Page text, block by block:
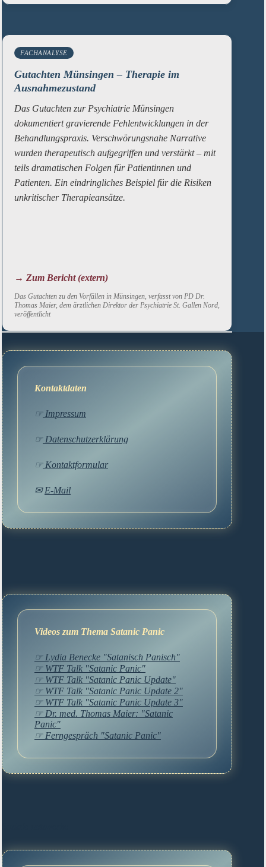
FACHANALYSE
Gutachten Münsingen – Therapie im
Ausnahmezustand
Das Gutachten zur Psychiatrie Münsingen
dokumentiert gravierende Fehlentwicklungen in der
Behandlungspraxis. Verschwörungsnahe Narrative
wurden therapeutisch aufgegriffen und verstärkt – mit
teils dramatischen Folgen für Patientinnen und
Patienten. Ein eindringliches Beispiel für die Risiken
unkritischer Therapieansätze.
→ Zum Bericht (extern)
Das Gutachten zu den Vorfällen in Münsingen, verfasst von PD Dr.
Thomas Maier, dem ärztlichen Direktor der Psychiatrie St. Gallen Nord,
veröffentlicht
Kontaktdaten
☞Impressum
☞Datenschutzerklärung
☞Kontaktformular
✉E-Mail
Videos zum Thema Satanic Panic
☞ Lydia Benecke "Satanisch Panisch"
☞ WTF Talk "Satanic Panic"
☞ WTF Talk "Satanic Panic Update"
☞ WTF Talk "Satanic Panic Update 2"
☞ WTF Talk "Satanic Panic Update 3"
☞ Dr. med. Thomas Maier: "Satanic
Panic"
☞ Ferngespräch "Satanic Panic"